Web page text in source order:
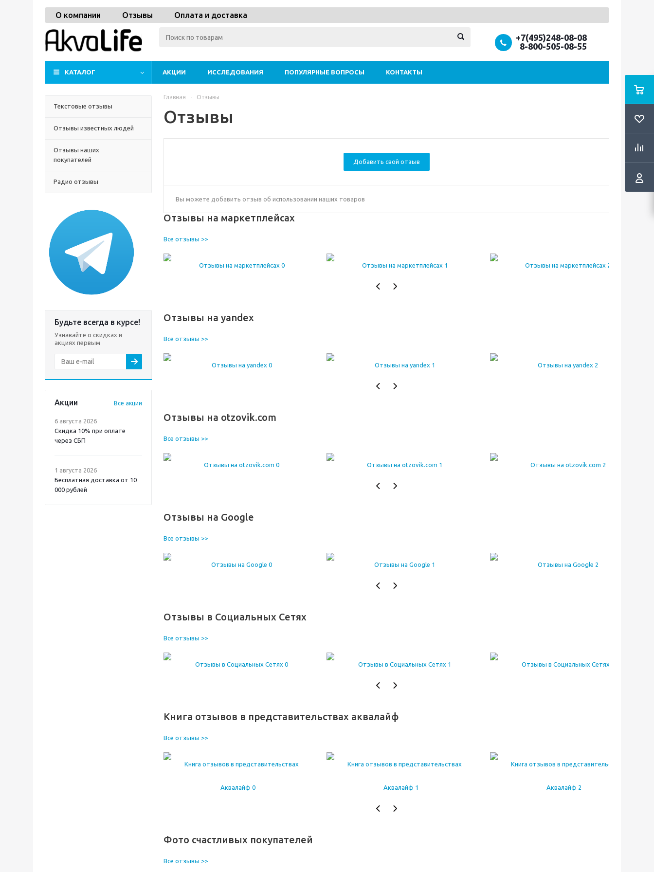
О компании Отзывы Оплата и доставка
+7(495)248-08-08
8-800-505-08-55
КАТАЛОГ АКЦИИ ИССЛЕДОВАНИЯ ПОПУЛЯРНЫЕ ВОПРОСЫ КОНТАКТЫ
Текстовые отзывы
Отзывы известных людей
Отзывы наших
покупателей
Радио отзывы
Будьте всегда в курсе!
Узнавайте о скидках и
акциях первым
Акции Все акции
6 августа 2026
Скидка 10% при оплате
через СБП
1 августа 2026
Бесплатная доставка от 10
000 рублей
Главная - Отзывы
Отзывы
Добавить свой отзыв
Вы можете добавить отзыв об использовании наших товаров
Отзывы на маркетплейсах
Все отзывы >>
Отзывы на yandex
Все отзывы >>
Отзывы на otzovik.com
Все отзывы >>
Отзывы на Google
Все отзывы >>
Отзывы в Социальных Сетях
Все отзывы >>
Книга отзывов в представительствах аквалайф
Все отзывы >>
Фото счастливых покупателей
Все отзывы >>